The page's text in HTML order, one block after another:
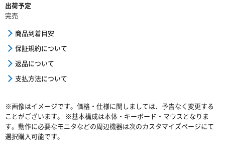
出荷予定
完売
商品到着目安
保証規約について
返品について
支払方法について
※画像はイメージです。価格・仕様に関しましては、予告なく変更する
ことがございます。 ※基本構成は本体・キーボード・マウスとなりま
す。動作に必要なモニタなどの周辺機器は次のカスタマイズページにて
選択購入可能です。